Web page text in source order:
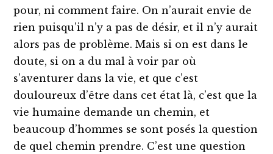
pour, ni comment faire. On n’aurait envie de
rien puisqu’il n’y a pas de désir, et il n’y aurait
alors pas de problème. Mais si on est dans le
doute, si on a du mal à voir par où
s’aventurer dans la vie, et que c’est
douloureux d’être dans cet état là, c’est que la
vie humaine demande un chemin, et
beaucoup d’hommes se sont posés la question
de quel chemin prendre. C’est une question